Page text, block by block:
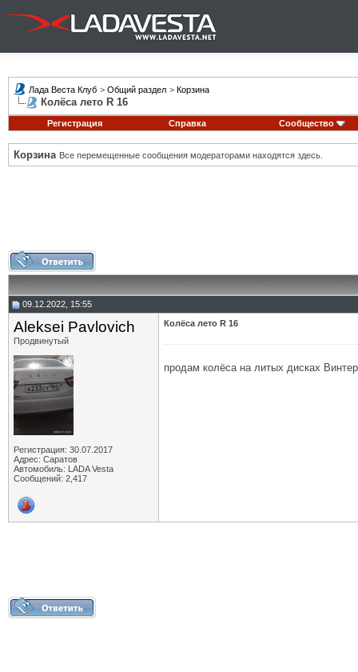
Лада Веста Клуб > Общий раздел > Корзина
Колёса лето R 16
Регистрация Справка Сообщество
Корзина Все перемещенные сообщения модераторами находятся здесь.
09.12.2022, 15:55
Aleksei Pavlovich
Продвинутый
Регистрация: 30.07.2017
Адрес: Саратов
Автомобиль: LADA Vesta
Сообщений: 2,417
Колёса лето R 16
продам колёса на литых дисках